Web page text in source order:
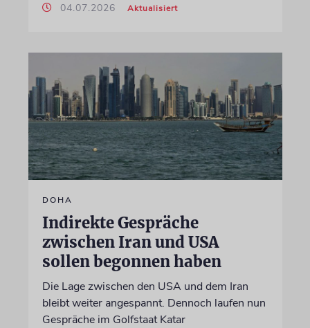
04.07.2026 Aktualisiert
DOHA
Indirekte Gespräche
zwischen Iran und USA
sollen begonnen haben
Die Lage zwischen den USA und dem Iran
bleibt weiter angespannt. Dennoch laufen nun
Gespräche im Golfstaat Katar